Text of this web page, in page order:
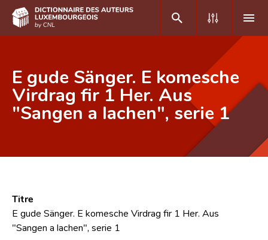
DE FR
Accueil
Recherche avancée
CNL
Équipe scientifique
E gude Sänger. E komesche
Virdrag fir 1 Her. Aus
"Sangen a lachen", serie 1
Titre
E gude Sänger. E komesche Virdrag fir 1 Her. Aus
"Sangen a lachen", serie 1